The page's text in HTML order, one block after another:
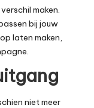
maken.
bij jouw
laten maken,
niet meer